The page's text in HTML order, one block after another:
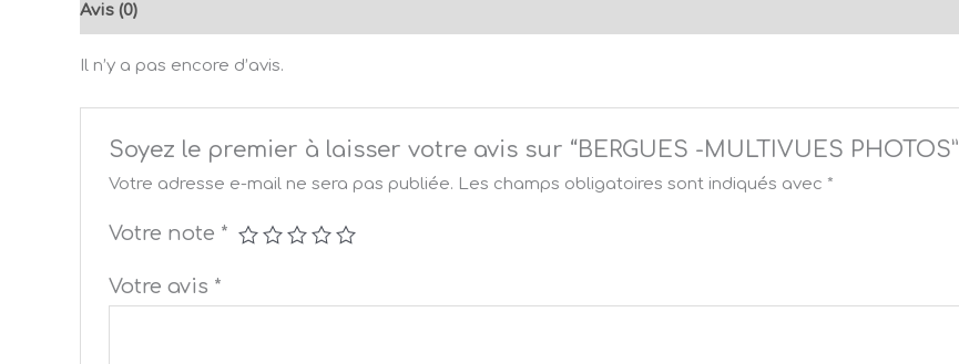
Avis (0)
Il n’y a pas encore d’avis.
Soyez le premier à laisser votre avis sur “BERGUES -MULTIVUES PHOTOS”
Votre adresse e-mail ne sera pas publiée. Les champs obligatoires sont indiqués avec *
Votre note *
Votre avis *